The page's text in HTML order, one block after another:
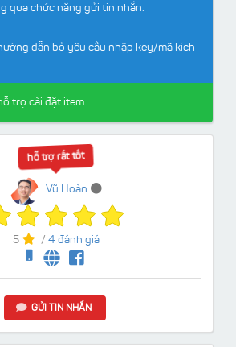
qua chức năng gửi tin nhắn.
dẫn bỏ yêu cầu nhập key/mã kích
trợ cài đặt item
hỗ trợ rất tốt
Vũ Hoàn
5 / 4 đánh giá
GỬI TIN NHẮN